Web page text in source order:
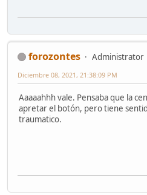
forozontes
Administrator
Diciembre 08, 2021, 21:38:09 PM
Aaaaahhh vale. Pensaba que la
apretar el botón, pero tiene
traumatico.